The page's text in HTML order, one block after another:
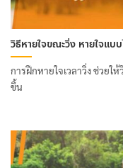
วิธีหายใจขณะวิ่ง หายใจแบ
การฝึกหายใจเวลาวิ่ง ช่วยใ
ขึ้น